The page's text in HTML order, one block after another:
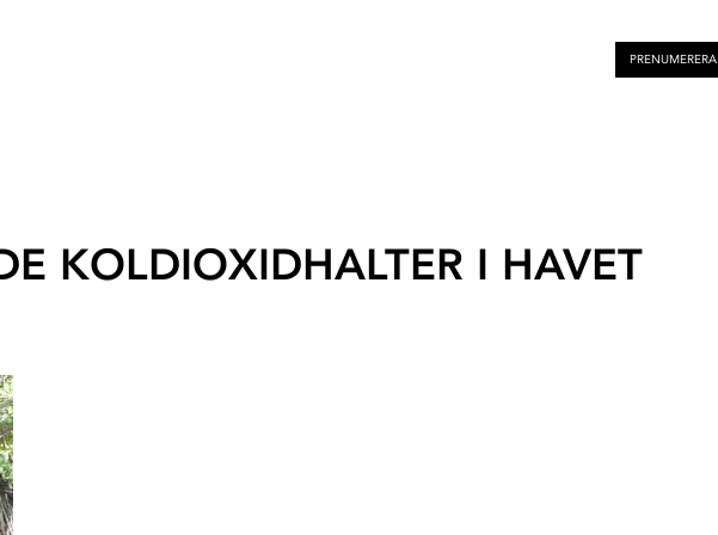
PRENUMERERA
KOLDIOXIDHALTER I HAVET